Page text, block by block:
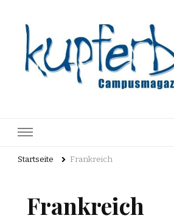
Archiv
Startseite Frankreich
Frankreich